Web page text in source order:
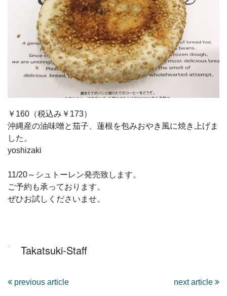
￥160（税込み￥173）
沖縄産の油味噌と茄子、蓮根を包みおやき風に焼き上げま
した。
yoshizaki
11/20～シュトーレン発売致します。
ご予約も承っております。
ぜひお試しくださいませ。
Takatsuki-Staff
previous article next article